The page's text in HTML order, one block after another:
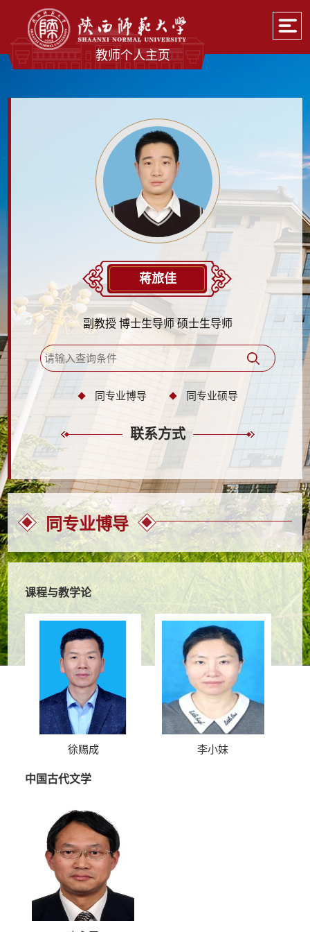
教师个人主页
蒋旅佳
副教授 博士生导师 硕士生导师
同专业博导 同专业硕导
联系方式
同专业博导
课程与教学论
徐赐成 李小妹
中国古代文学